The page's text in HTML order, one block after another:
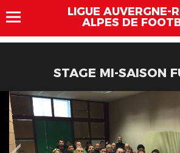
LIGUE AUVERGNE-
ALPES DE
STAGE MI-SAISON